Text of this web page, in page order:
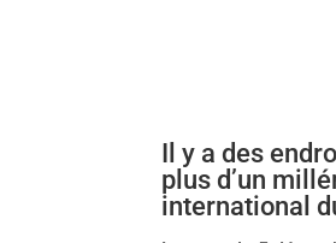
Il y a des
plus d’un
international